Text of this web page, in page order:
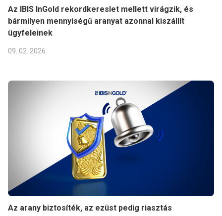
Az IBIS InGold rekordkereslet mellett virágzik, és
bármilyen mennyiségű aranyat azonnal kiszállít
ügyfeleinek
09. 02. 2026
Az arany biztosíték, az ezüst pedig riasztás